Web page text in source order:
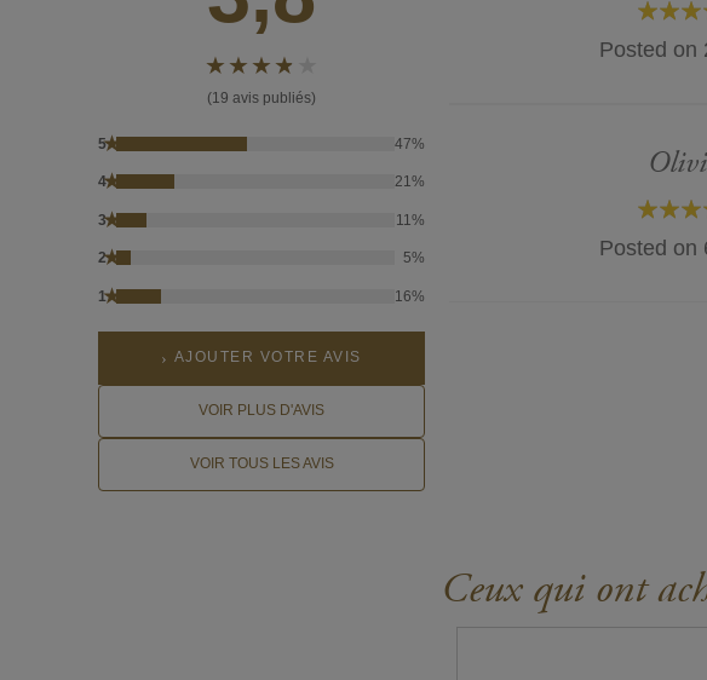
(19 avis publiés)
5★ 47%
4★ 21%
3★ 11%
2★ 5%
1★ 16%
AJOUTER VOTRE AVIS
VOIR PLUS D'AVIS
VOIR TOUS LES AVIS
Posted on
Posted on
Ceux qui ont